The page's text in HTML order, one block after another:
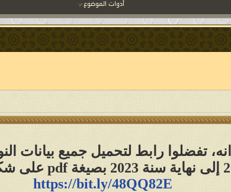
أدوات الموضوع
تفضلوا رابط لتحميل جميع بيانات
https://bit.ly/48QQ82E